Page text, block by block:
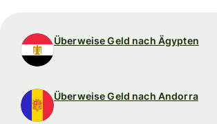
Überweise Geld nach Ägypten
Überweise Geld nach Andorra